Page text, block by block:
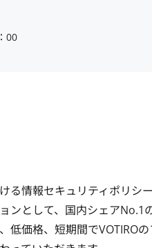
00
る情報セキュリティポリシ
ンとして、国内シェアNo.1
低価格、短期間でVOTIRO